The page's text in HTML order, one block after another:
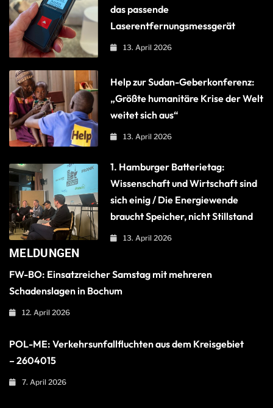
das passende
Laserentfernungsmessgerät
13. April 2026
Help zur Sudan-Geberkonferenz:
„Größte humanitäre Krise der Welt
weitet sich aus“
13. April 2026
1. Hamburger Batterietag:
Wissenschaft und Wirtschaft sind
sich einig / Die Energiewende
braucht Speicher, nicht Stillstand
13. April 2026
MELDUNGEN
FW-BO: Einsatzreicher Samstag mit mehreren
Schadenslagen in Bochum
12. April 2026
POL-ME: Verkehrsunfallfluchten aus dem Kreisgebiet
– 2604015
7. April 2026